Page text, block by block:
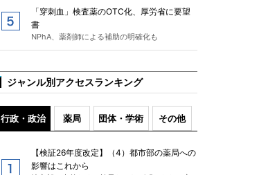
「穿刺血」検査薬のOTC化、厚労省に要望
書
NPhA、薬剤師による補助の明確化も
ジャンル別アクセスランキング
行政・政治 薬局 団体・学術 その他
【検証26年度改定】（4）都市部の薬局への
影響はこれから